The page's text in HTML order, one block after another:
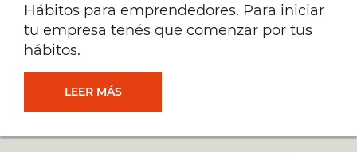
Hábitos para emprendedores. Para iniciar
tu empresa tenés que comenzar por tus
hábitos.
LEER MÁSHÁBITOS